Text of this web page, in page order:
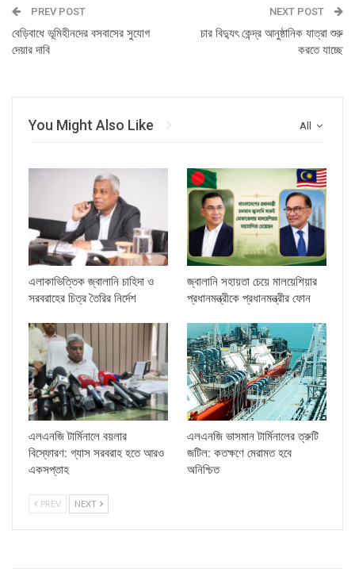
PREV POST
বেড়িবাধে ভূমিহীনদের বসবাসের সুযোগ
দেয়ার দাবি
NEXT POST
চার বিদ্যুৎ কেন্দ্র আনুষ্ঠানিক যাত্রা শুরু
করতে যাচ্ছে
All
You Might Also Like
এলাকাভিত্তিক জ্বালানি চাহিদা ও
সরবরাহের চিত্র তৈরির নির্দেশ
জ্বালানি সহায়তা চেয়ে মালয়েশিয়ার
প্রধানমন্ত্রীকে প্রধানমন্ত্রীর ফোন
এলএনজি টার্মিনালে বয়লার
বিস্ফোরণ: গ্যাস সরবরাহ হতে আরও
একসপ্তাহ
এলএনজি ভাসমান টার্মিনালের ত্রুটি
জটিল: কতক্ষণে মেরামত হবে
অনিশ্চিত
PREV NEXT